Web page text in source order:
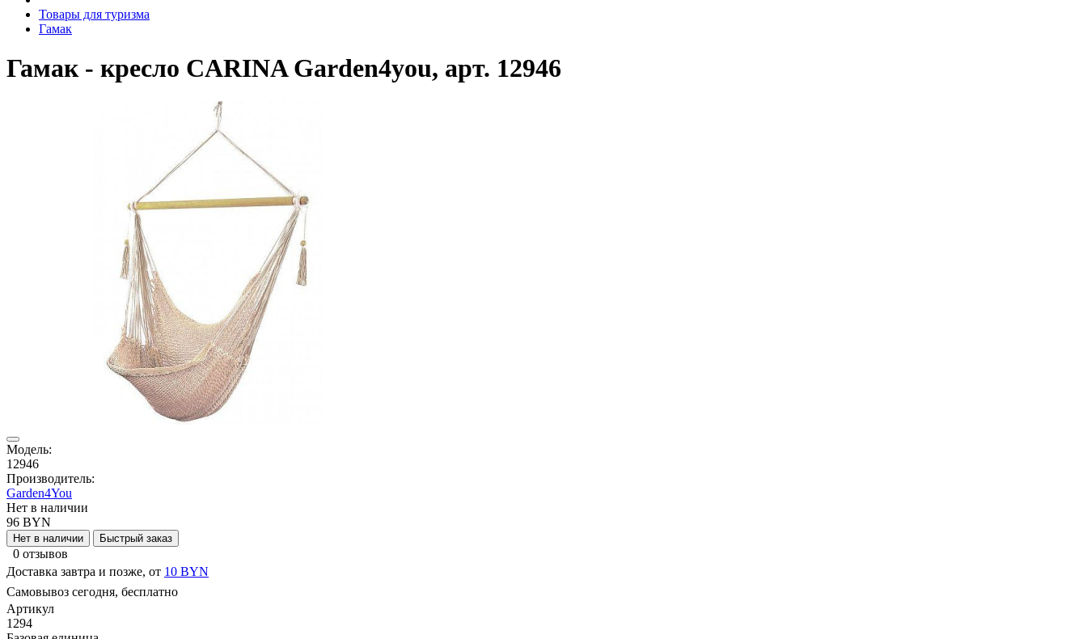
Товары для туризма
Гамак
Гамак - кресло CARINA Garden4you, арт. 12946
Модель:
12946
Производитель:
Garden4You
Нет в наличии
96 BYN
Нет в наличии Быстрый заказ
0 отзывов
Доставка завтра и позже, от 10 BYN
Самовывоз сегодня, бесплатно
Артикул
1294